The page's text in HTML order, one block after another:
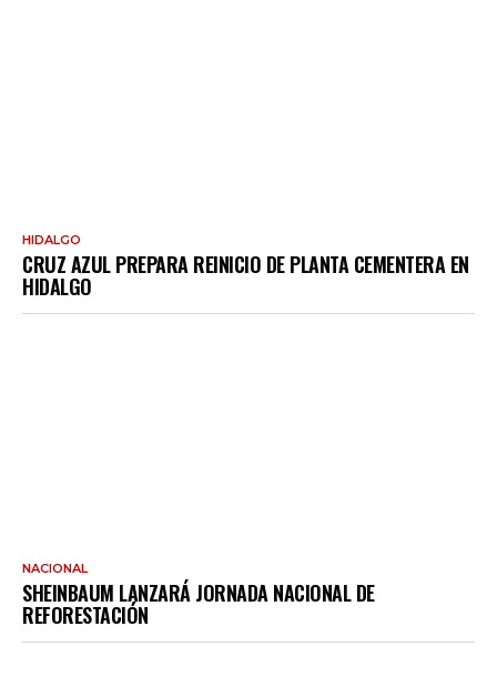
HIDALGO
CRUZ AZUL PREPARA REINICIO DE PLANTA CEMENTERA EN
HIDALGO
NACIONAL
SHEINBAUM LANZARÁ JORNADA NACIONAL DE
REFORESTACIÓN